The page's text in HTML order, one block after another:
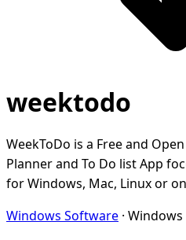
weektodo
WeekToDo is a Free and
Planner and To Do list App
for Windows, Mac, Linux or
Windows Software · Windows